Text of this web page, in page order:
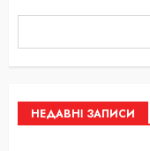
НЕДАВНІ ЗАПИСИ